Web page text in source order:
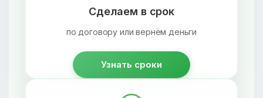
Сделаем в срок
по договору или вернём деньги
Узнать сроки